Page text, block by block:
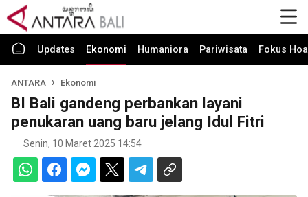
Updates Ekonomi Humaniora Pariwisata Fokus
ANTARA Ekonomi
BI Bali gandeng perbankan layani
penukaran uang baru jelang Idul Fitri
Senin, 10 Maret 2025 14:54